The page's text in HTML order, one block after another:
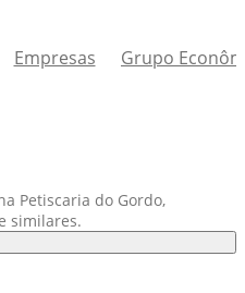
Empresas Grupo
Petiscaria do Gordo,
similares.